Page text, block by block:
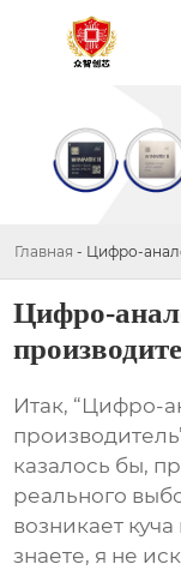
Главная - Цифро-
Цифро-
Итак, “Цифро-
производитель
казалось бы,
реального
возникает
знаете, я не